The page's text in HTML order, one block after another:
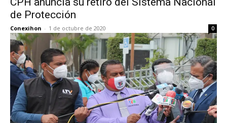
de Protección
Conexihon - 1 de octubre de 2020 0